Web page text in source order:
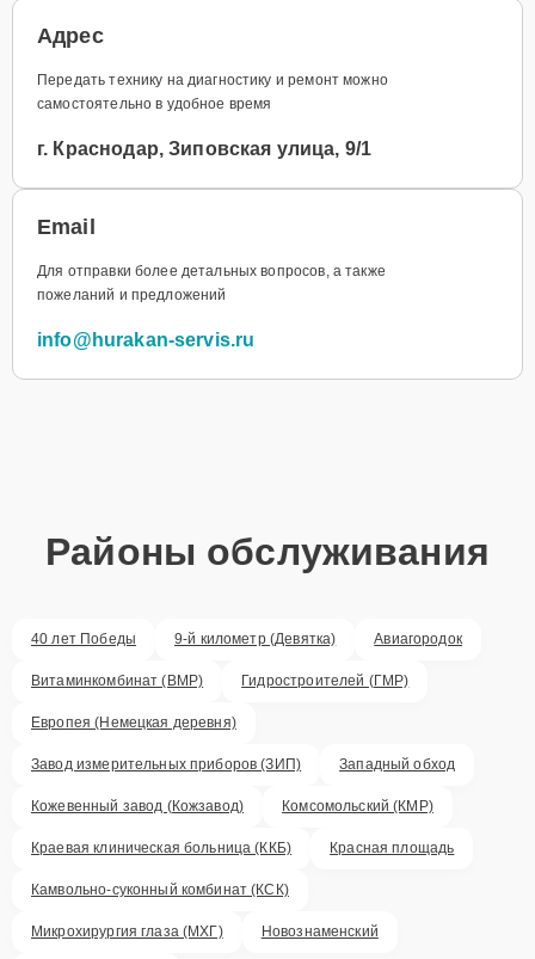
Адрес
Передать технику на диагностику и ремонт можно
самостоятельно в удобное время
г. Краснодар, Зиповская улица, 9/1
Email
Для отправки более детальных вопросов, а также
пожеланий и предложений
info@hurakan-servis.ru
Районы обслуживания
40 лет Победы 9-й километр (Девятка) Авиагородок
Витаминкомбинат (ВМР) Гидростроителей (ГМР)
Европея (Немецкая деревня)
Завод измерительных приборов (ЗИП) Западный обход
Кожевенный завод (Кожзавод) Комсомольский (КМР)
Краевая клиническая больница (ККБ) Красная площадь
Камвольно-суконный комбинат (КСК)
Микрохирургия глаза (МХГ) Новознаменский